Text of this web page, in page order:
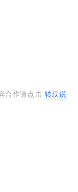
合作请点击 转载说